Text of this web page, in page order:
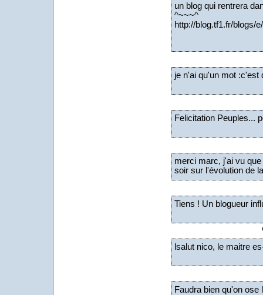
un blog qui rentrera
^~~~^
http://blog.tf1.fr/blogs/
je n'ai qu'un mot :c'est
Felicitation Peuples...
merci marc, j'ai vu
soir sur l'évolution de
Tiens ! Un blogueur
lsalut nico, le maitre
Faudra bien qu'on